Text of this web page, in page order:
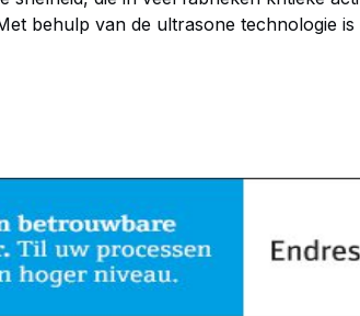
behulp van de ultrasone technologie is
traag draaiende lagers echter